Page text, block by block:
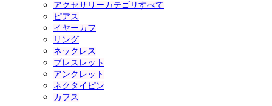
アクセサリーカテゴリすべて
ピアス
イヤーカフ
リング
ネックレス
ブレスレット
アンクレット
ネクタイピン
カフス